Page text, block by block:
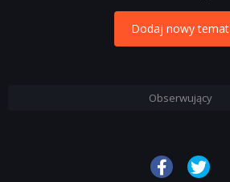
Dodaj nowy temat
Obserwujący